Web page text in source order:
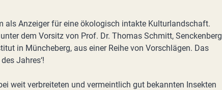
als Anzeiger für eine ökologisch intakte Kulturlandschaft.
dem Vorsitz von Prof. Dr. Thomas Schmitt, Senckenberg
in Müncheberg, aus einer Reihe von Vorschlägen. Das
Jahres‘!
weit verbreiteten und vermeintlich gut bekannten Insekten